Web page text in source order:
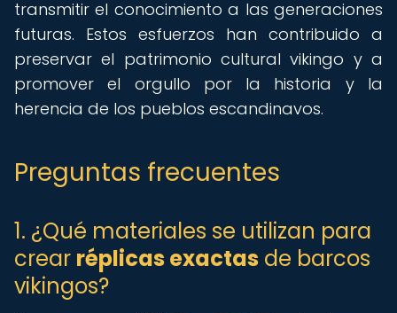
transmitir el conocimiento a las generaciones
futuras. Estos esfuerzos han contribuido a
preservar el patrimonio cultural vikingo y a
promover el orgullo por la historia y la
herencia de los pueblos escandinavos.
Preguntas frecuentes
1. ¿Qué materiales se utilizan para
crear réplicas exactas de barcos
vikingos?